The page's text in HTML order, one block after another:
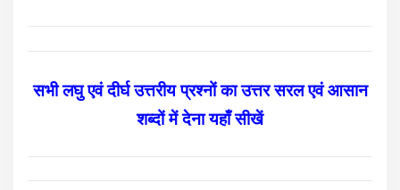
सभी लघु एवं दीर्घ उत्तरीय प्रश्नों का उत्तर सरल एवं आसान
शब्दों में देना यहाँ सीखें